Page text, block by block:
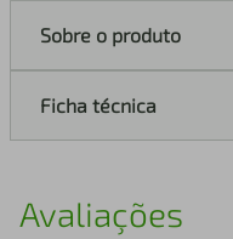
Sobre o produto
Ficha técnica
Avaliações